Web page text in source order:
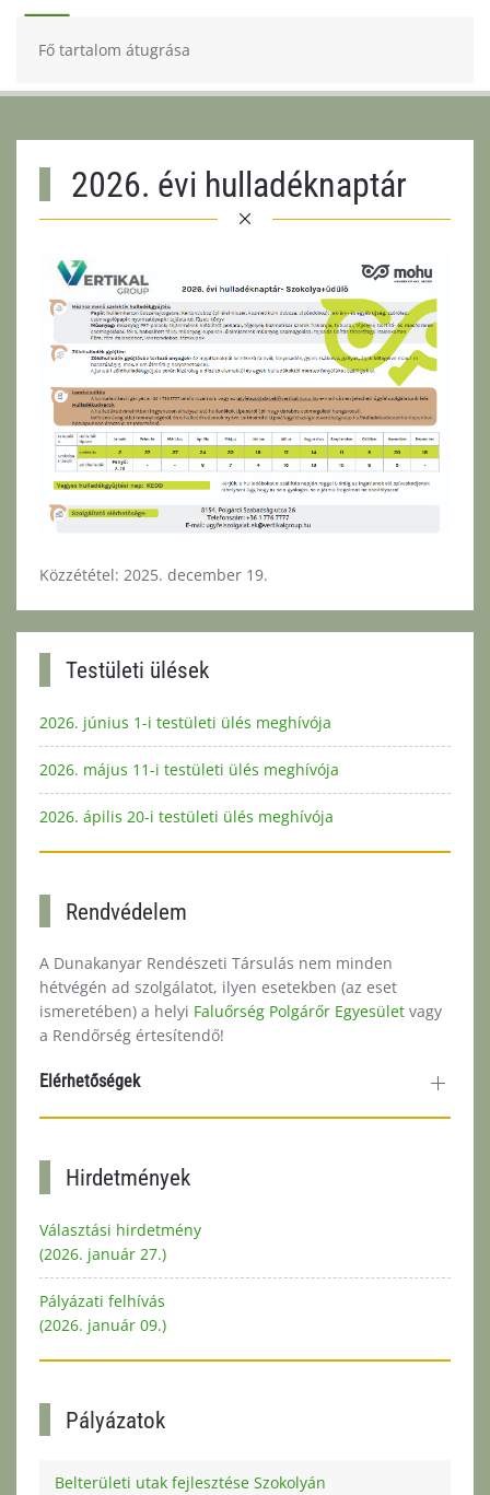
Fő tartalom átugrása
2026. évi hulladéknaptár
Közzététel: 2025. december 19.
Testületi ülések
2026. június 1-i testületi ülés meghívója
2026. május 11-i testületi ülés meghívója
2026. ápilis 20-i testületi ülés meghívója
Rendvédelem
A Dunakanyar Rendészeti Társulás nem minden
hétvégén ad szolgálatot, ilyen esetekben (az eset
ismeretében) a helyi Faluőrség Polgárőr Egyesület vagy
a Rendőrség értesítendő!
Elérhetőségek
Hirdetmények
Választási hirdetmény
(2026. január 27.)
Pályázati felhívás
(2026. január 09.)
Pályázatok
Belterületi utak fejlesztése Szokolyán